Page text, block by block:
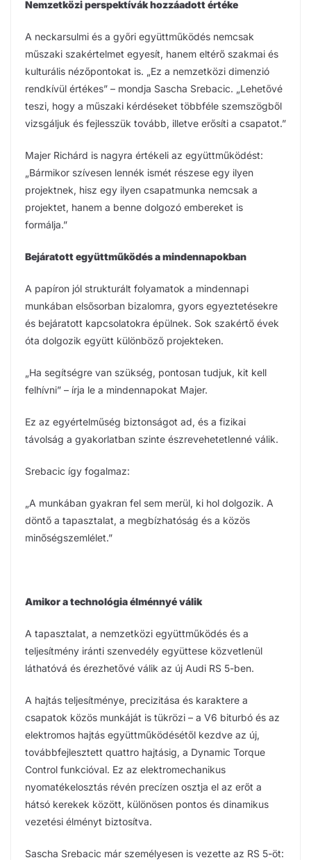
Nemzetközi perspektívák hozzáadott értéke
A neckarsulmi és a győri együttműködés nemcsak
műszaki szakértelmet egyesít, hanem eltérő szakmai és
kulturális nézőpontokat is. „Ez a nemzetközi dimenzió
rendkívül értékes” – mondja Sascha Srebacic. „Lehetővé
teszi, hogy a műszaki kérdéseket többféle szemszögből
vizsgáljuk és fejlesszük tovább, illetve erősíti a csapatot.”
Majer Richárd is nagyra értékeli az együttműködést:
„Bármikor szívesen lennék ismét részese egy ilyen
projektnek, hisz egy ilyen csapatmunka nemcsak a
projektet, hanem a benne dolgozó embereket is
formálja.”
Bejáratott együttműködés a mindennapokban
A papíron jól strukturált folyamatok a mindennapi
munkában elsősorban bizalomra, gyors egyeztetésekre
és bejáratott kapcsolatokra épülnek. Sok szakértő évek
óta dolgozik együtt különböző projekteken.
„Ha segítségre van szükség, pontosan tudjuk, kit kell
felhívni” – írja le a mindennapokat Majer.
Ez az egyértelműség biztonságot ad, és a fizikai
távolság a gyakorlatban szinte észrevehetetlenné válik.
Srebacic így fogalmaz:
„A munkában gyakran fel sem merül, ki hol dolgozik. A
döntő a tapasztalat, a megbízhatóság és a közös
minőségszemlélet.”
Amikor a technológia élménnyé válik
A tapasztalat, a nemzetközi együttműködés és a
teljesítmény iránti szenvedély együttese közvetlenül
láthatóvá és érezhetővé válik az új Audi RS 5-ben.
A hajtás teljesítménye, precizitása és karaktere a
csapatok közös munkáját is tükrözi – a V6 biturbó és az
elektromos hajtás együttműködésétől kezdve az új,
továbbfejlesztett quattro hajtásig, a Dynamic Torque
Control funkcióval. Ez az elektromechanikus
nyomatékelosztás révén precízen osztja el az erőt a
hátsó kerekek között, különösen pontos és dinamikus
vezetési élményt biztosítva.
Sascha Srebacic már személyesen is vezette az RS 5-öt: